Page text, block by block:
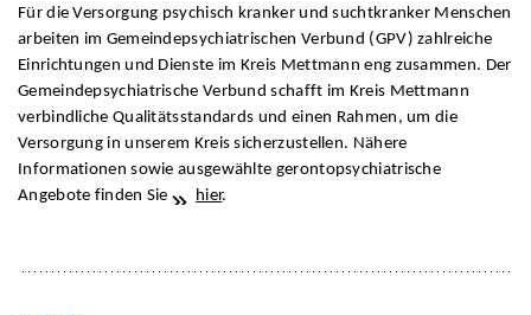
Für die Versorgung psychisch kranker und suchtkranker Menschen
arbeiten im Gemeindepsychiatrischen Verbund (GPV) zahlreiche
Einrichtungen und Dienste im Kreis Mettmann eng zusammen. Der
Gemeindepsychiatrische Verbund schafft im Kreis Mettmann
verbindliche Qualitätsstandards und einen Rahmen, um die
Versorgung in unserem Kreis sicherzustellen. Nähere
Informationen sowie ausgewählte gerontopsychiatrische
Angebote finden Sie
hier.